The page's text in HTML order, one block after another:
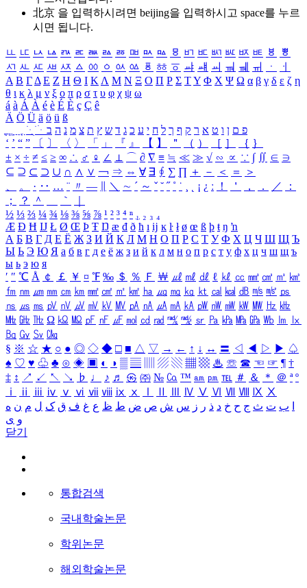
北京 을 입력하시려면 beijing을 입력하시고 space를 누르
시면 됩니다.
ㅥ ㅦ ㅧ ㅨ ㅩ ㅪ ㅫ ㅬ ㅭ ㅮ ㅯ ㅰ ㅱ ㅲ ㅳ ㅴ ㅵ ㅶ ㅷ ㅸ
ㅹ
ㅺ ㅻ ㅼ ㅽ ㅾ ㅿ ㆀ ㆁ ㆂ ㆃ ㆄ ㆅ ㆆ ㆇ ㆈ ㆉ ㆊ ㆋ ㆌ ㆍ
ㆎ
Α Β ΓΔ Ε Ζ Η Θ Ι ΚΛ Μ Ν Ξ Ο Π Ρ Σ ΤΥ Φ Χ Ψ Ω α β γ δ ε ζ η
θ ι κ λ μ ν ξ ο π ρ σ τ υ φ χ ψ ω
á à Á À é è É È ç Ç ê
Ä Ö Ü ä ö ü ß
ִֶֹ ֻּ ׁׂ פ ם ן ו ט א ר ק ף ך ל ח י ע כ ג ד ש ץ ת צ מ נ ה ב
‘ ’ “ ” 〔 〕 〈 〉 「 」 『 』 【 】 ＂ （ ） ［ ］ ｛ ｝
± × ÷ ≠ ≤ ≥ ∞ ∴ ♂ ♀ ∠ ⊥ ⌒ ∂ ∇ ≡ ≒ ≪ ≫ √ ∽ ∝ ∵ ∫ ∬ ∈ ∋
⊆ ⊇ ⊂ ⊃ ∪ ∩ ∧ ∨ ￢ ⇒ ⇔ ∀ ∃ ∮ ∑ ∏ ＋ － ＜ ＝
＞
、
。 · ‥ … ¨ 〃 ― ＼ ∼ ´ ～ ˇ ˘ ˝ ˚ ˙ ¸ ¡ ¿ ː ！ ＇ ， ． ／
：
；
？ ＾ ｀
½ ⅓ ⅔ ¼ ¾ ⅛ ⅜ ⅝ ⅞ ¹ ² ³ ⁴ ⁿ ₁ ₂ ₃ ₄
Æ Ð Ħ Ĳ Ł Ø Œ Þ Ŧ Ŋ æ đ ð ħ ı ĳ ĸ ŀ ł ø œ ß þ ŧ ŋ ŉ
А Б В Г Д Е Ё Ж З И Й К Л М Н О П Р С Т У Ф Х Ц Ч Ш Щ Ъ
Ы Ь Э Ю Я а б в г д е ё ж з и й к л м н о п р с т у ф х ц ч ш щ ъ
ы ь э ю я
′ ″ ℃ Å ￠ ￡ ￥ ¤ ℉ ‰ ＄ ％ Ｆ ￦ ㎕ ㎖ ㎗ ℓ ㎘ ㏄ ㎣ ㎤ ㎥ ㎦
㎙ ㎚ ㎛ ㎜ ㎝ ㎞ ㎟ ㎠ ㎡ ㎢ ㏊ ㎍ ㎎ ㎏ ㏏ ㎈ ㎉ ㏈ ㎧ ㎨ ㎰
㎱ ㎲ ㎳ ㎴ ㎵ ㎶ ㎷ ㎸ ㎹ ㎀ ㎁ ㎂ ㎃ ㎄ ㎺ ㎻ ㎽ ㎾ ㎿ ㎐ ㎑
㎒ ㎓ ㎔ Ω ㏀ ㏁ ㎊ ㎋ ㎌ ㏖ ㏅ ㎭ ㎮ ㎯ ㏛ ㎩ ㎪ ㎫ ㎬ ㏝ ㏐
㏓
㏃ ㏉ ㏜ ㏆
§ ※ ☆ ★ ○ ● ◎ ◇ ◆ □ ■ △ ▽ → ← ↑ ↓ ↔ 〓 ◁ ◀ ▷ ▶ ♤
♠ ♡ ♥ ♧ ♣ ⊙ ◈ ▣ ◐ ◑ ▒ ▤ ▨ ▧ ▦ ▩ ♨ ☏ ☎ ☜ ☞ ¶ †
‡ ↕ ↗ ↙ ↖ ↘ ♭ ♩ ♪ ♬ ㉿ ㈜ № ㏇ ™ ㏂ ㏘ ℡ ＃ ＆ ＊ ＠ ª º
ⅰ
ⅱ ⅲ ⅳ ⅴ ⅵ ⅶ ⅷ ⅸ ⅹ Ⅳ Ⅴ Ⅵ Ⅶ Ⅷ Ⅸ Ⅹ
ب ت ث ج ح خ د ذ ر ز س ش ص ض ط ظ ع غ ف ق ک ل م ن ه
و ی
닫기
통합검색
국내학술논문
학위논문
해외학술논문